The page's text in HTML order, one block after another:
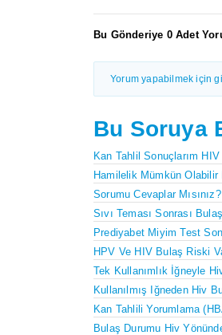
Bu Gönderiye 0 Adet
Yorum yapabilmek için
Bu Soruya
Kan Tahlil Sonuçlarım
Hamilelik Mümkün Olabilir
Sorumu Cevaplar Mısınız?
Sıvı Teması Sonrası
Prediyabet Miyim Test
HPV Ve HIV Bulaş Riski
Tek Kullanımlık İğneyle
Kullanılmış Iğneden Hiv
Kan Tahlili Yorumlama
Bulaş Durumu Hiv